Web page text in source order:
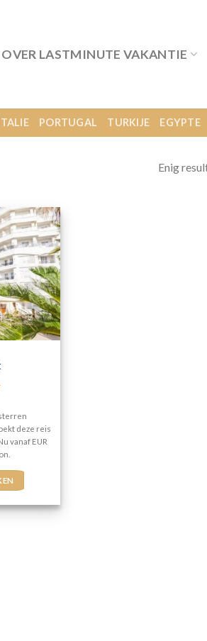
OVER LASTMINUTE VAKANTIE
PORTUGAL TURKIJE EGYPTE
Enig
deze reis
vanaf EUR